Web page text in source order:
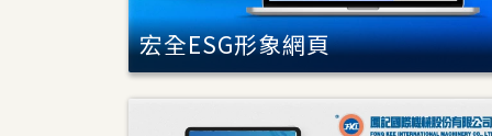
宏全ESG形象網頁